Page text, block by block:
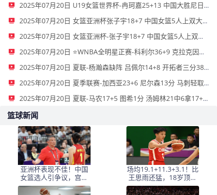
2025年07月20日 U19女篮世界杯-冉珂嘉25+13 中国大胜尼日利亚25分获第11名
2025年07月20日 女篮亚洲杯张子宇18+7 中国女篮5人上双大胜韩国获得季军
2025年07月20日 女篮亚洲杯-张子宇18+7 中国女篮5人上双大胜韩国夺得季军
2025年07月20日 ⭐WNBA全明星正赛-科利尔36+9 克拉克因伤缺席 科利尔队大胜
2025年07月20日 夏联-杨瀚森缺阵 吕佩尔14+8 开拓者三分38投9中24分负太阳
2025年07月20日 夏季联赛-加西亚23+6 尼尔森13分 马刺轻取活塞
2025年07月20日 夏联-马农17+5 图希1分 汤姆林21中6拿17+7 勇士轻取骑士
篮球新闻
亚洲杯表现不佳！中国
女篮选人引争议，宫鲁
鸣执教能力遭质疑
场均19.1+11.3+3.1！比
王思雨还猛，18岁顶替
李缘，宫鲁鸣醒醒吧